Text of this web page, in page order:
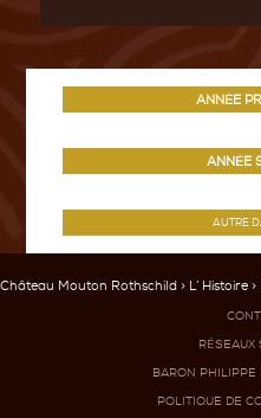
ANNÉE
ANNÉE
Château Mouton Rothschild > L’ Histoire >
RÉSEAUX
BARON PHILIPPE
POLITIQUE DE